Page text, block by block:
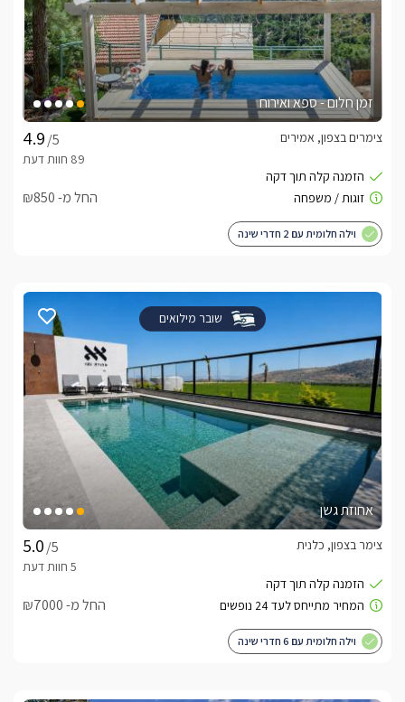
זמן חלום - ספא ואירוח
/5
צימרים בצפון, אמירים
החל מ- ₪850
וילה חלומית עם 2 חדרי שינה
שובר מילואים
אחוזת גשן
/5
צימר בצפון, כלנית
החל מ- ₪7000
וילה חלומית עם 6 חדרי שינה